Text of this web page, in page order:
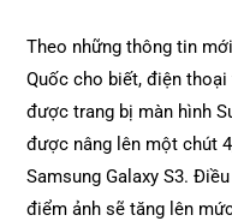
Theo những thông tin
Quốc cho biết, điện
được trang bị màn hình
được nâng lên một chút
Samsung Galaxy S3.
điểm ảnh sẽ tăng lên